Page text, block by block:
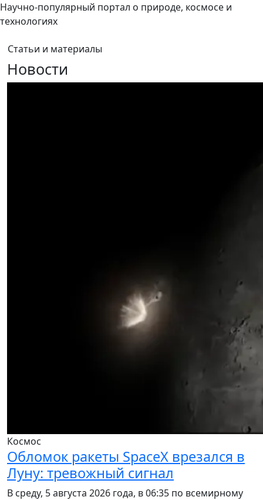
Научно-популярный портал о природе, космосе и
технологиях
Статьи и материалы
Новости
Космос
Обломок ракеты SpaceX врезался в
Луну: тревожный сигнал
В среду, 5 августа 2026 года, в 06:35 по всемирному